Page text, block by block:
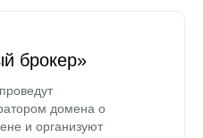
брокер»
домена о
и организуют